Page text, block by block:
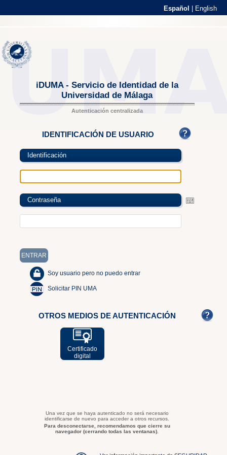
Español English
iDUMA - Servicio de Identidad de la
Universidad de Málaga
Autenticación centralizada
IDENTIFICACIÓN DE USUARIO
Identificación
Contraseña
Soy usuario pero no puedo entrar
Solicitar PIN UMA
OTROS MEDIOS DE AUTENTICACIÓN
Certificado
digital
Una vez que se haya autenticado no será necesario
identificarse de nuevo para acceder a otros recursos.
Para desconectarse, recomendamos que cierre su
navegador (cerrando todas las ventanas).